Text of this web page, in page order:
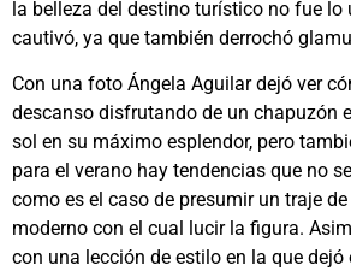
la belleza del destino turístico no fue lo
cautivó, ya que también derrochó
Con una foto Ángela Aguilar dejó ver
descanso disfrutando de un chapuzón
sol en su máximo esplendor, pero
para el verano hay tendencias que no
como es el caso de presumir un traje
moderno con el cual lucir la figura.
con una lección de estilo en la que dejó